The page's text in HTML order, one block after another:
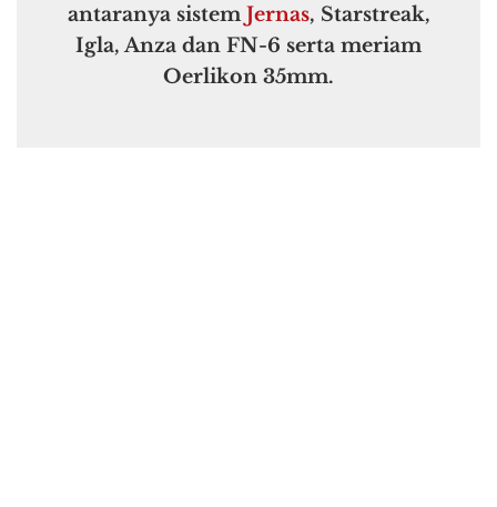
antaranya sistemJernas, Starstreak,
Igla, Anza dan FN-6 serta meriam
Oerlikon 35mm.